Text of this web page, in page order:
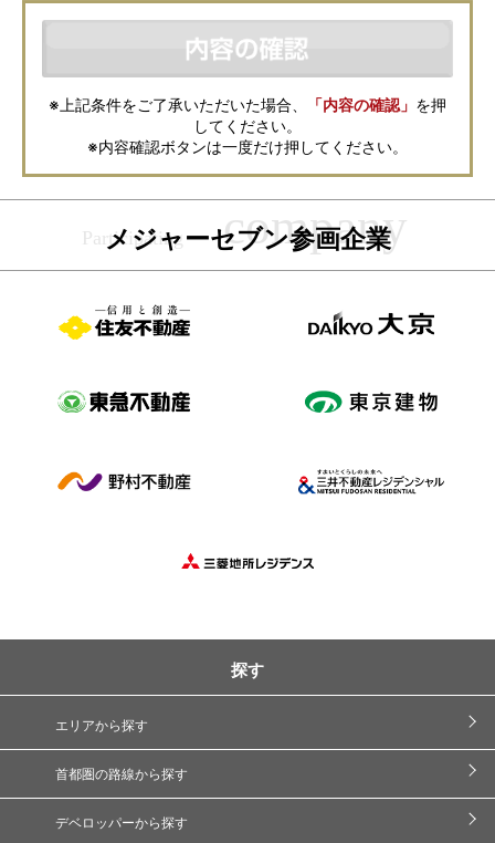
本フォームからお客様が記入・登録された個人情報は、ダイレクトメール
などの資料送付・電子メールの送信・電話連絡などの目的で資料請求先不
動産会社が利用・保管します。資料請求先不動産会社が保管する個人情報
の取扱いについては、各不動産会社に直接お問合せください。
また、上記とは別にメジャーセブンでは本サービスを円滑に運用するため
に、お客様の個人情報をサービスご利用の控えとして一定期間保管いたし
ます。 ご記入の内容が不明瞭で資料をお送りできない場合、その他当社が
本サービスを円滑に運用するために必要な範囲において、直接メジャーセ
ブンから確認のご連絡をさせていただくことがありますので、あらかじめ
ご了承ください。
メジャーセブンの個人情報の取扱い方針についてはこちらをご覧くださ
※上記条件をご了承いただいた場合、 「内容の確認」 を押
してください。
※内容確認ボタンは一度だけ押してください。
メジャーセブン参画企業
探す
エリアから探す
首都圏の路線から探す
デベロッパーから探す